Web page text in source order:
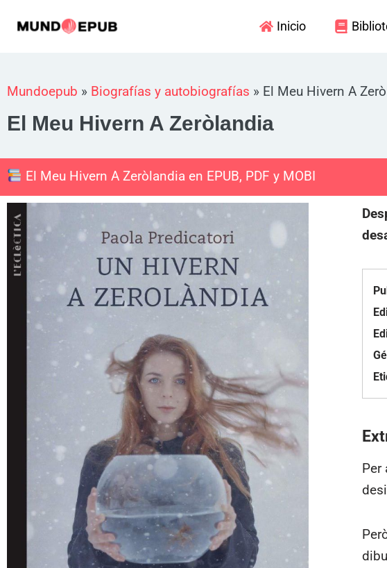
Inicio
Mundoepub » Biografías y autobiografías » El Meu Hivern A
El Meu Hivern A Zeròlandia
El Meu Hivern A Zeròlandia en EPUB, PDF y MOBI
Per